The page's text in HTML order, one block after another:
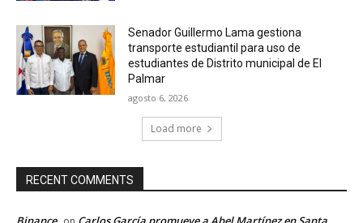
Senador Guillermo Lama gestiona
transporte estudiantil para uso de
estudiantes de Distrito municipal de El
Palmar
agosto 6, 2026
Load more
RECENT COMMENTS